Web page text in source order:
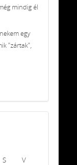
mindig él
egy
"zártak",
S
V